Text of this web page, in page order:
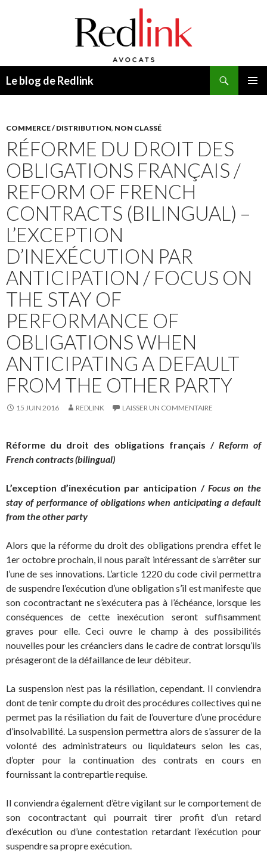
Le blog de Redlink
COMMERCE / DISTRIBUTION, NON CLASSÉ
RÉFORME DU DROIT DES
OBLIGATIONS FRANÇAIS /
REFORM OF FRENCH
CONTRACTS (BILINGUAL) –
L’EXCEPTION
D’INEXÉCUTION PAR
ANTICIPATION / FOCUS ON
THE STAY OF
PERFORMANCE OF
OBLIGATIONS WHEN
ANTICIPATING A DEFAULT
FROM THE OTHER PARTY
15 JUIN 2016 REDLINK LAISSER UN COMMENTAIRE
Réforme du droit des obligations français / Reform of
French contracts(bilingual)
L’exception d’inexécution par anticipation / Focus on the
stay of performance of obligations when anticipating a default
from the other party
Alors que la réforme du droit des obligations prendra effet le
1er octobre prochain, il nous paraît intéressant de s’arrêter sur
l’une de ses innovations. L’article 1220 du code civil permettra
de suspendre l’exécution d’une obligation s’il est manifeste que
son cocontractant ne s’exécutera pas à l’échéance, lorsque les
conséquences de cette inexécution seront suffisamment
graves pour elle. Ceci ouvre le champ à des possibilités
nouvelles pour les créanciers dans le cadre de contrat lorsqu’ils
présageront de la défaillance de leur débiteur.
La suspension n’est pas la résiliation, cependant. Il conviendra
dont de tenir compte du droit des procédures collectives qui ne
permet pas la résiliation du fait de l’ouverture d’une procédure
d’insolvabilité. La suspension permettra alors de s’assurer de la
volonté des administrateurs ou liquidateurs selon les cas,
d’opter pour la continuation des contrats en cours en
fournissant la contrepartie requise.
Il conviendra également d’être vigilant sur le comportement de
son cocontractant qui pourrait tirer profit d’un retard
d’exécution ou d’une contestation retardant l’exécution pour
suspendre sa propre exécution.